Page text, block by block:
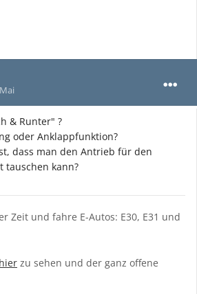
& Runter" ?
oder Anklappfunktion?
dass man den Antrieb für den
tauschen kann?
Zeit und fahre E-Autos: E30, E31 und
hier zu sehen und der ganz offene